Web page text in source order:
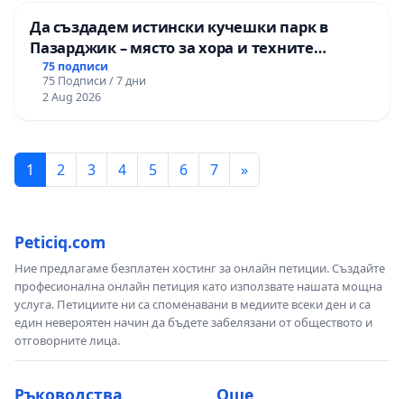
Да създадем истински кучешки парк в
Пазарджик – място за хора и техните
любимци
75 подписи
75 Подписи / 7 дни
2 Aug 2026
1 2 3 4 5 6 7 »
Peticiq.com
Ние предлагаме безплатен хостинг за онлайн петиции. Създайте
професионална онлайн петиция като използвате нашата мощна
услуга. Петициите ни са споменавани в медиите всеки ден и са
един невероятен начин да бъдете забелязани от обществото и
отговорните лица.
Ръководства Още